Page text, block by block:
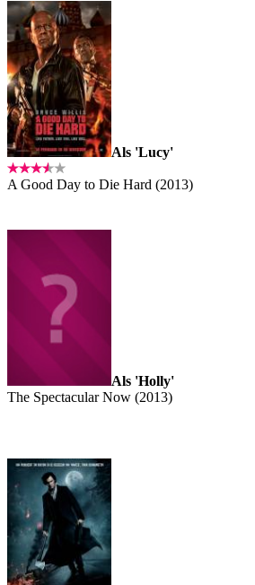
Als 'Lucy'
A Good Day to Die Hard (2013)
Als 'Holly'
The Spectacular Now (2013)